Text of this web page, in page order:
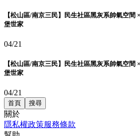
【松山區/南京三民】民生社區黑灰系帥氣空間
堡世家
04/21
【松山區/南京三民】民生社區黑灰系帥氣空間
堡世家
04/21
首頁 搜尋
關於
隱私權政策服務條款